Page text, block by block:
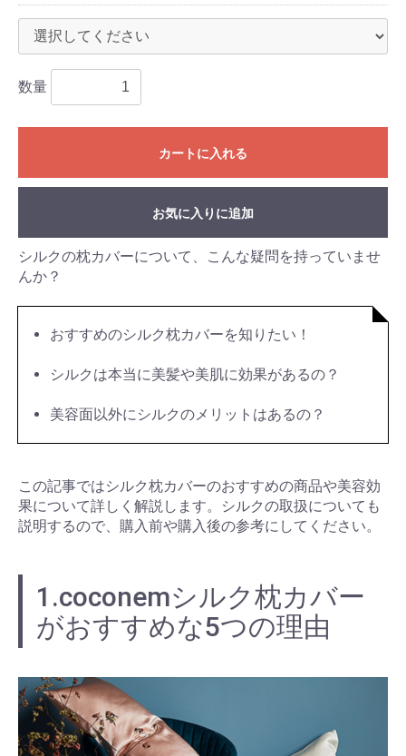
数量
カートに入れる
お気に入りに追加
シルクの枕カバーについて、こんな疑問を持っていませ
んか？
おすすめのシルク枕カバーを知りたい！
シルクは本当に美髪や美肌に効果があるの？
美容面以外にシルクのメリットはあるの？
この記事ではシルク枕カバーのおすすめの商品や美容効
果について詳しく解説します。シルクの取扱についても
説明するので、購入前や購入後の参考にしてください。
1.coconemシルク枕カバー
がおすすめな5つの理由